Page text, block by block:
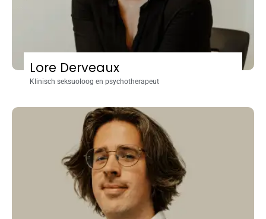
Lore Derveaux
Klinisch seksuoloog en psychotherapeut